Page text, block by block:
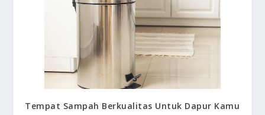
Tempat Sampah Berkualitas Untuk Dapur Kamu